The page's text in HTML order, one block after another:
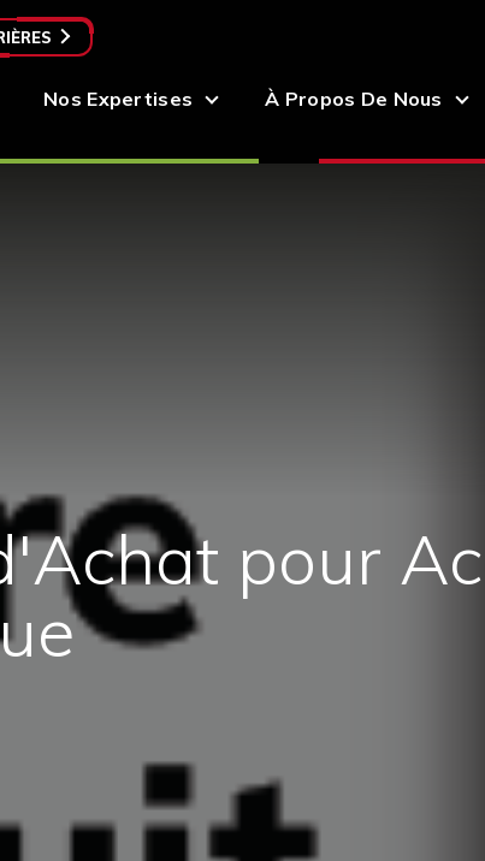
Nos Expertises À Propos De Nous
pour